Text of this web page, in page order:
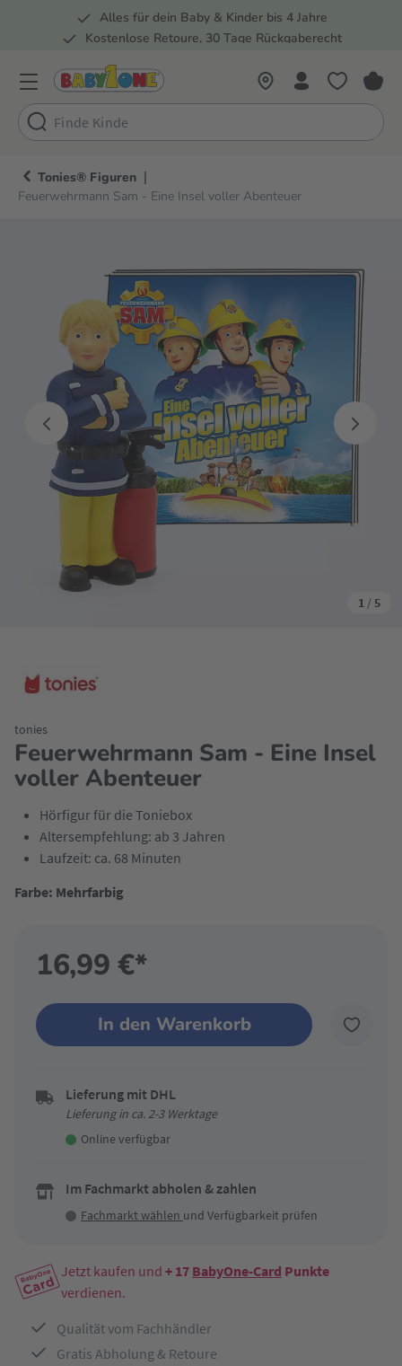
Zur Hauptnavigation springen
Alles für dein Baby & Kinder bis 4 Jahre
Kostenlose Retoure, 30 Tage Rückgaberecht
Tonies® Figuren |
Feuerwehrmann Sam - Eine Insel voller Abenteuer
1 / 5
Feuerwehrmann Sam - Eine Insel
voller Abenteuer
tonies
Hörfigur für die Toniebox
Altersempfehlung: ab 3 Jahren
Laufzeit: ca. 68 Minuten
Farbe: Mehrfarbig
16,99 €*
In den Warenkorb
Lieferung mit DHL
Lieferung in ca. 2-3 Werktage
Online verfügbar
Im Fachmarkt abholen & zahlen
Fachmarkt wählen und Verfügbarkeit prüfen
Jetzt kaufen und + 17 BabyOne-Card Punkte
verdienen.
Qualität vom Fachhändler
Gratis Abholung & Retoure